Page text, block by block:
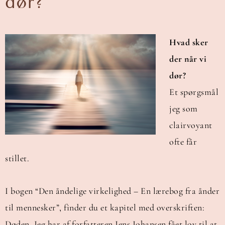
Hvad sker
der når vi
dør?
Et spørgsmål
jeg som
clairvoyant
ofte får
stillet.
I bogen “Den åndelige virkelighed – En lærebog fra ånder
til mennesker”, finder du et kapitel med overskriften: